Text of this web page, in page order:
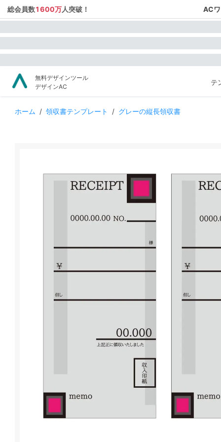
総会員数1600万人突破！ AC
無料デザインツール
デザインAC
テ
ホーム / 領収書テンプレート / グレーの縦長領収書